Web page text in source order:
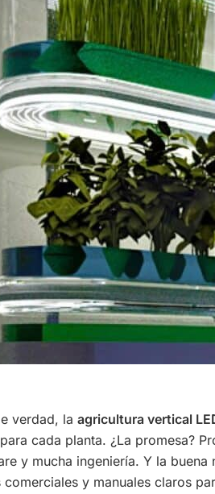
verdad, la agricultura vertical
para cada planta. ¿La promesa?
y mucha ingeniería. Y la
y manuales claros